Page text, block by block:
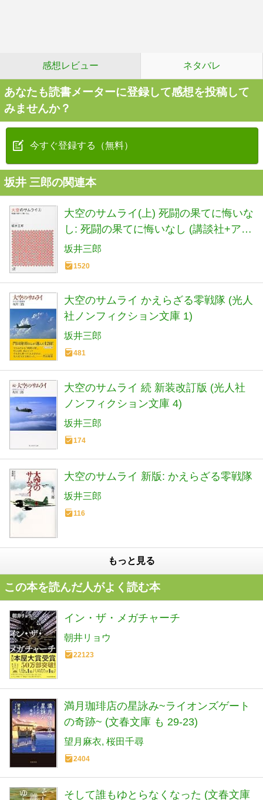
感想レビュー ネタバレ
あなたも読書メーターに登録して感想を投稿して
みませんか？
今すぐ登録する（無料）
坂井 三郎の関連本
大空のサムライ(上) 死闘の果てに悔いな
し: 死闘の果てに悔いなし (講談社+アル
ファ文庫 G 11-4)
坂井三郎
1520
大空のサムライ かえらざる零戦隊 (光人
社ノンフィクション文庫 1)
坂井三郎
481
大空のサムライ 続 新装改訂版 (光人社
ノンフィクション文庫 4)
坂井三郎
174
大空のサムライ 新版: かえらざる零戦隊
坂井三郎
116
もっと見る
この本を読んだ人がよく読む本
イン・ザ・メガチャーチ
朝井リョウ
22123
満月珈琲店の星詠み~ライオンズゲート
の奇跡~ (文春文庫 も 29-23)
望月麻衣 桜田千尋
2404
そして誰もゆとらなくなった (文春文庫